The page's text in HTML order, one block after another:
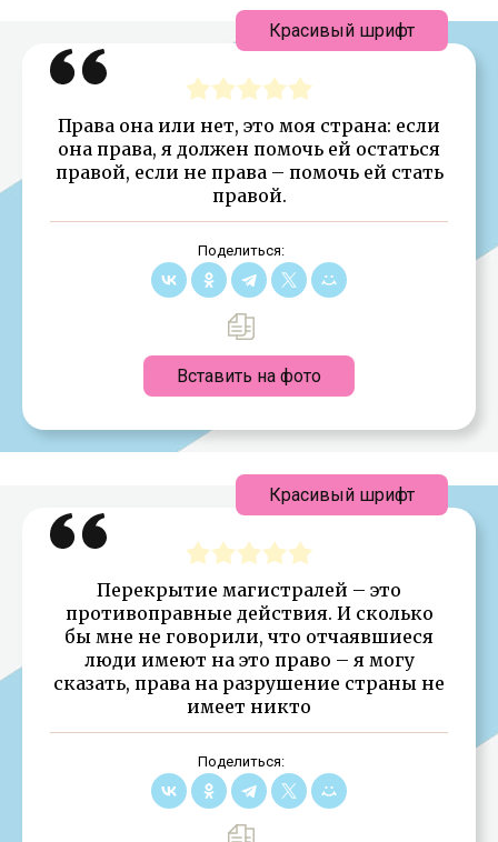
Права она или нет, это моя страна: если
она права, я должен помочь ей остаться
правой, если не права – помочь ей стать
правой.
Поделиться:
Вставить на фото
Красивый шрифт
Перекрытие магистралей – это
противоправные действия. И сколько
бы мне не говорили, что отчаявшиеся
люди имеют на это право – я могу
сказать, права на разрушение страны не
имеет никто
Поделиться:
Красивый шрифт